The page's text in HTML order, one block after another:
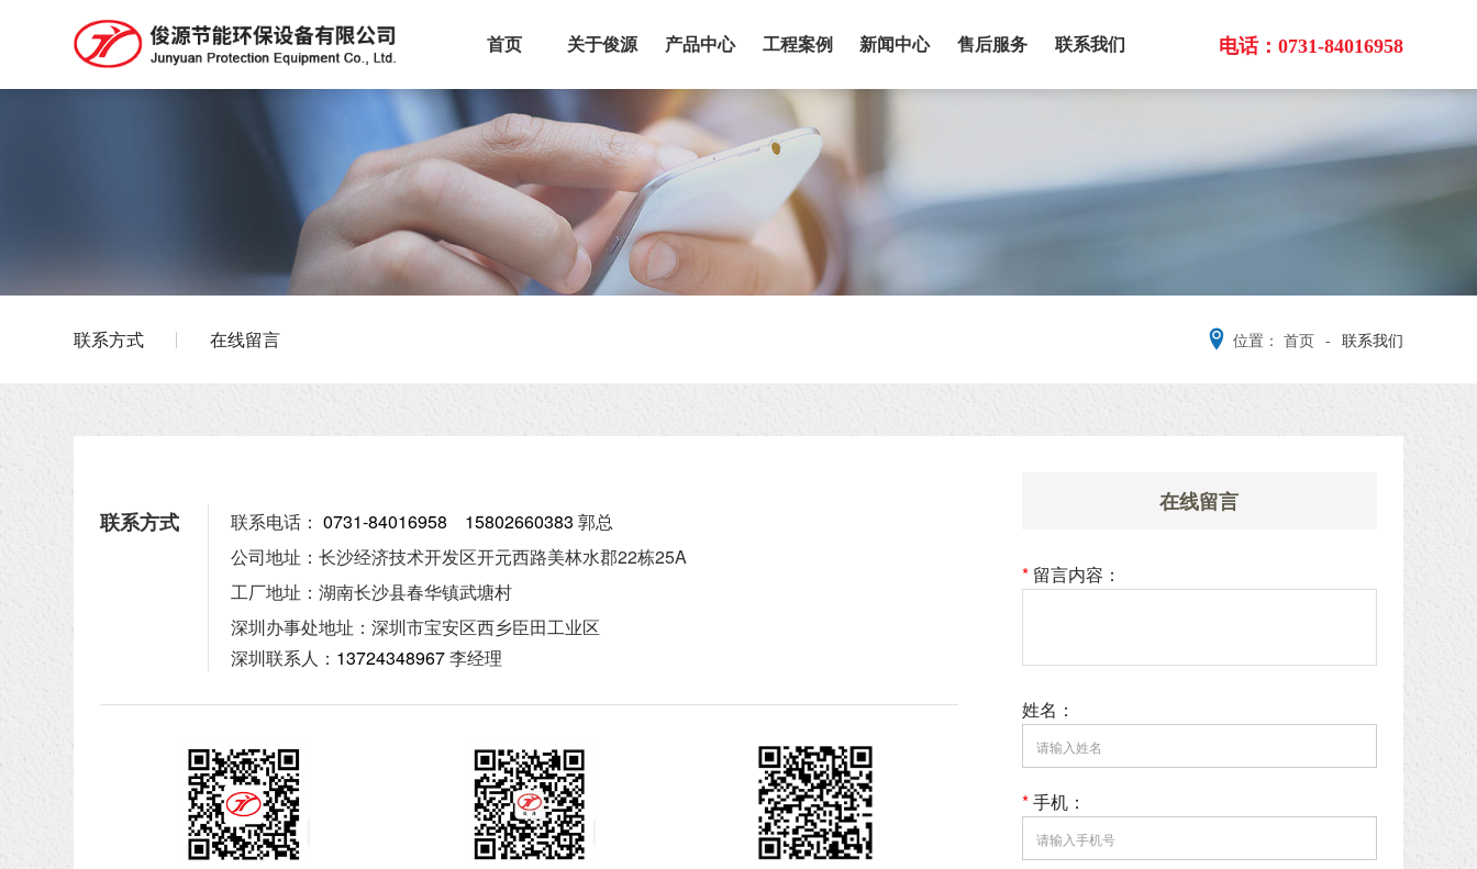
首页 关于俊源 产品中心 工程案例 新闻中心 售后服务 联系我们 电话： 0731-84016958
联系方式 在线留言 位置： 首页 - 联系我们
联系方式 联系电话：0731-84016958 15802660383 郭总
公司地址：长沙经济技术开发区开元西路美林水郡22栋25A
工厂地址：湖南长沙县春华镇武塘村
深圳办事处地址：深圳市宝安区西乡臣田工业区
深圳联系人： 13724348967李经理
在线留言
* 留言内容：
姓名：
*手机：